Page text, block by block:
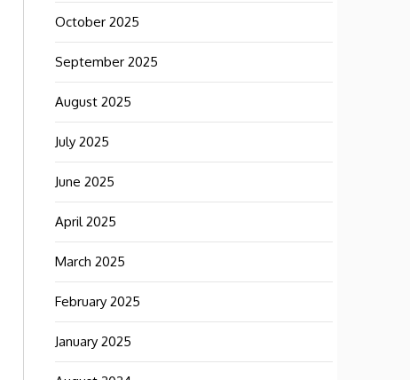
October 2025
September 2025
August 2025
July 2025
June 2025
April 2025
March 2025
February 2025
January 2025